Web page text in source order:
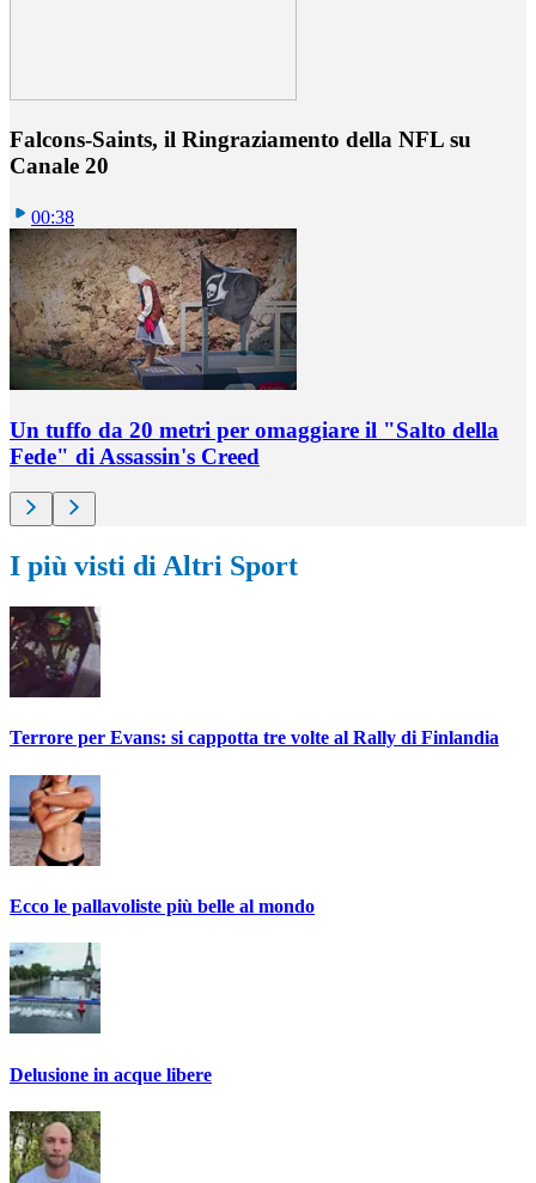
Falcons-Saints, il Ringraziamento della NFL su
Canale 20
00:38
Un tuffo da 20 metri per omaggiare il "Salto della
Fede" di Assassin's Creed
I più visti di Altri Sport
Terrore per Evans: si cappotta tre volte al Rally di Finlandia
Ecco le pallavoliste più belle al mondo
Delusione in acque libere